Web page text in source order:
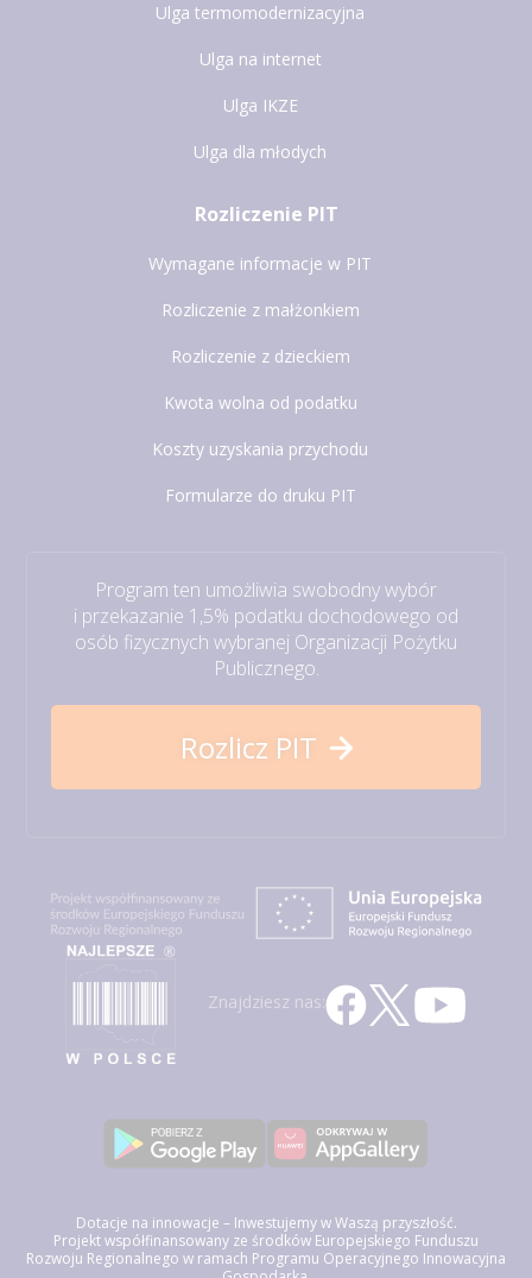
Ulga termomodernizacyjna
Ulga na internet
Ulga IKZE
Ulga dla młodych
Rozliczenie PIT
Wymagane informacje w PIT
Rozliczenie z małżonkiem
Rozliczenie z dzieckiem
Kwota wolna od podatku
Koszty uzyskania przychodu
Formularze do druku PIT
Program ten umożliwia swobodny wybór
i przekazanie 1,5% podatku dochodowego od
osób fizycznych wybranej Organizacji Pożytku
Publicznego.
Rozlicz PIT
Znajdziesz nas:
Dotacje na innowacje – Inwestujemy w Waszą przyszłość.
Projekt współfinansowany ze środków Europejskiego Funduszu
Rozwoju Regionalnego w ramach Programu Operacyjnego Innowacyjna